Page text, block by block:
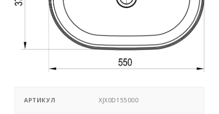
АРТИКУЛ XJX0D155000